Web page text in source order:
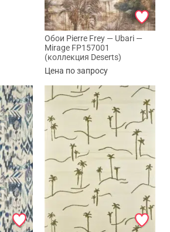
Обои Pierre Frey — Ubari —
Mirage FP157001
(коллекция Deserts)
Цена по запросу